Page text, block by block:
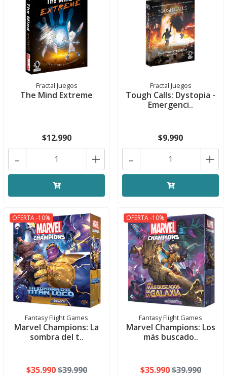
Fractal Juegos
The Mind Extreme
$12.990
+
-
Fractal Juegos
Tough Calls: Dystopia -
Emergenci..
$9.990
+
-
OFERTA -10%
Fantasy Flight Games
Marvel Champions: La
sombra del t..
$35.990$39.990
OFERTA -10%
Fantasy Flight Games
Marvel Champions: Los
más buscado..
$35.990$39.990